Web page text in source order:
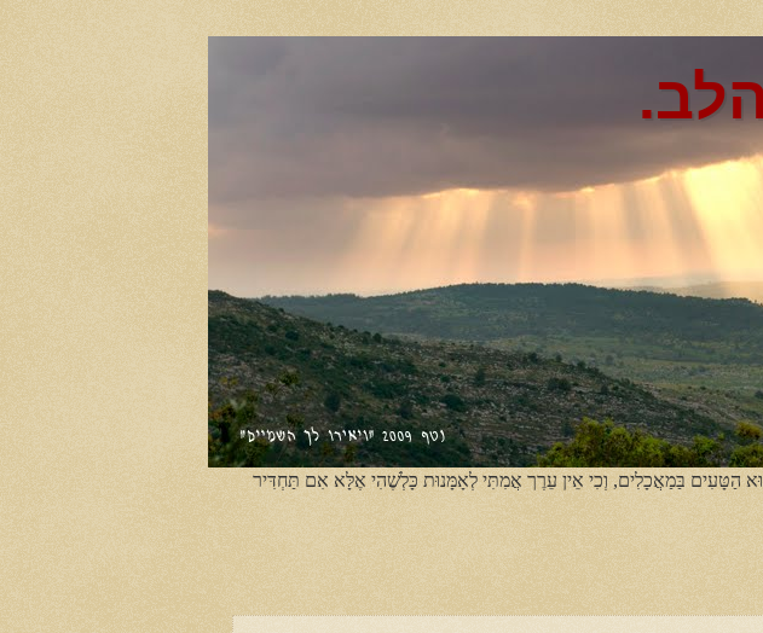
הַטָּעִים בַּמַאֲכָלִים, וְכִי אֵין עֵרֶך אֲמִתִּי לְאָמָּנוּת כָּלְשֶׁהִי אֶלָּא אִם תַּחְדִּיר